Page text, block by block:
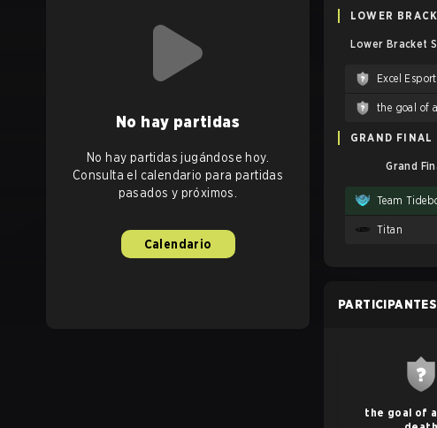
No hay partidas
No hay partidas jugándose hoy.
Consulta el calendario para partidas
pasados y próximos.
Calendario
LOWER
Lower Bracket
Excel
GRAND FINAL
Grand
Team
Titan
PARTICIPANTES
the goal of